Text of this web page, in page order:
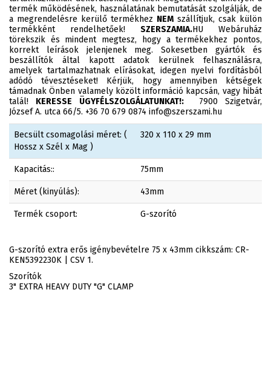
termék működésének, használatának bemutatását szolgálják, de
a megrendelésre kerülő termékhez NEM szállítjuk, csak külön
termékként rendelhetőek! SZERSZAMIA.HU Webáruház
törekszik és mindent megtesz, hogy a termékekhez pontos,
korrekt leírások jelenjenek meg. Sokesetben gyártók és
beszállítók által kapott adatok kerülnek felhasználásra,
amelyek tartalmazhatnak elírásokat, idegen nyelvi fordításból
adódó tévesztéseket! Kérjük, hogy amennyiben kétségek
támadnak Önben valamely közölt információ kapcsán, vagy hibát
talál! KERESSE ÜGYFÉLSZOLGÁLATUNKAT!:7900 Szigetvár,
József A. utca 66/5. +36 70 679 0874 info@szerszami.hu
Becsült csomagolási méret: (
Hossz x Szél x Mag )
320 x 110 x 29 mm
Kapacitás:: 75mm
Méret (kinyúlás): 43mm
Termék csoport: G-szorító
G-szorító extra erős igénybevételre 75 x 43mm cikkszám: CR-
KEN5392230K | CSV 1.
Szorítók
3" EXTRA HEAVY DUTY "G" CLAMP